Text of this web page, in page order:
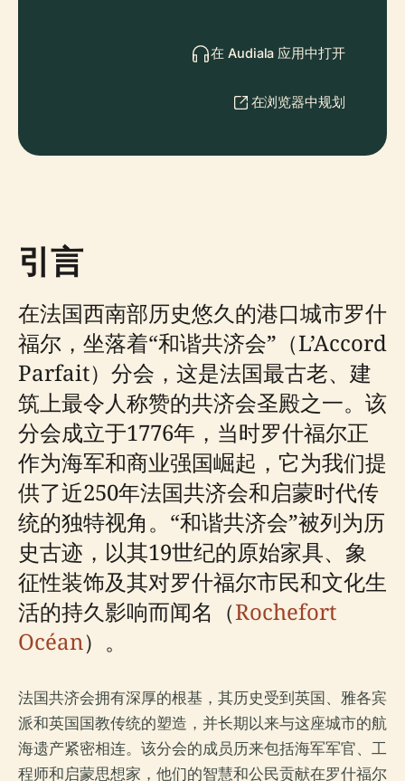
在 Audiala 应用中打开
在浏览器中规划
引言
在法国西南部历史悠久的港口城市罗什
福尔，坐落着“和谐共济会”（L’Accord
Parfait）分会，这是法国最古老、建
筑上最令人称赞的共济会圣殿之一。该
分会成立于1776年，当时罗什福尔正
作为海军和商业强国崛起，它为我们提
供了近250年法国共济会和启蒙时代传
统的独特视角。“和谐共济会”被列为历
史古迹，以其19世纪的原始家具、象
征性装饰及其对罗什福尔市民和文化生
活的持久影响而闻名（Rochefort
Océan）。
法国共济会拥有深厚的根基，其历史受到英国、雅各宾
派和英国国教传统的塑造，并长期以来与这座城市的航
海遗产紧密相连。该分会的成员历来包括海军军官、工
程师和启蒙思想家，他们的智慧和公民贡献在罗什福尔